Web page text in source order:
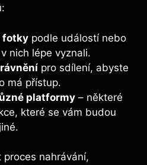
fotky podle událostí nebo
nich lépe vyznali.
pro sdílení, abyste
má přístup.
platformy – některé
​které se vám budou
nahrávání,